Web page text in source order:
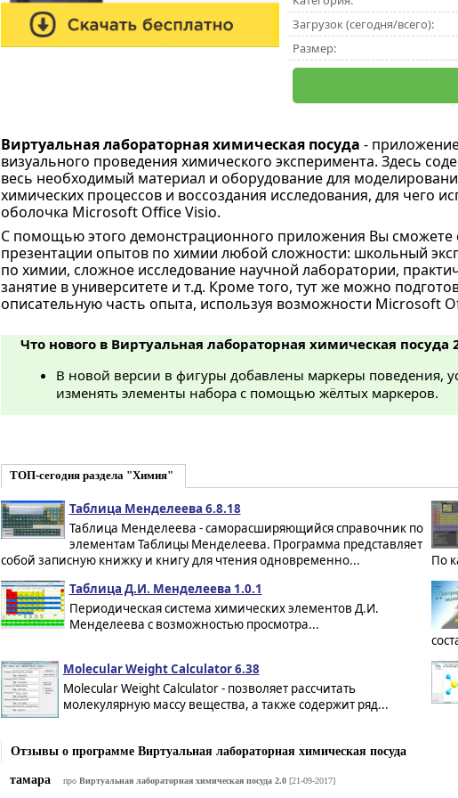
Загрузок (сегодня/всего):
Размер:
Виртуальная лабораторная химическая посуда -
визуального проведения химического эксперимента. Здесь
весь необходимый материал и оборудование для
химических процессов и воссоздания исследования, для чего
оболочка Microsoft Office Visio.
С помощью этого демонстрационного приложения Вы сможете
презентации опытов по химии любой сложности: школьный
по химии, сложное исследование научной лаборатории,
занятие в университете и т.д. Кроме того, тут же можно
описательную часть опыта, используя возможности Microsoft
Что нового в Виртуальная лабораторная химическая посуда
В новой версии в фигуры добавлены маркеры поведения,
изменять элементы набора с помощью жёлтых маркеров.
ТОП-сегодня раздела "Химия"
Таблица Менделеева 6.8.18
Таблица Менделеева - саморасширяющийся справочник по
элементам Таблицы Менделеева. Программа представляет
собой записную книжку и книгу для чтения одновременно...
По
Таблица Д.И. Менделеева 1.0.1
Периодическая система химических элементов Д.И.
Менделеева с возможностью просмотра...
Molecular Weight Calculator 6.38
Molecular Weight Calculator - позволяет рассчитать
молекулярную массу вещества, а также содержит ряд...
Отзывы о программе Виртуальная лабораторная химическая посуда
тамара
про Виртуальная лабораторная химическая посуда 2.0[21-09-2017]